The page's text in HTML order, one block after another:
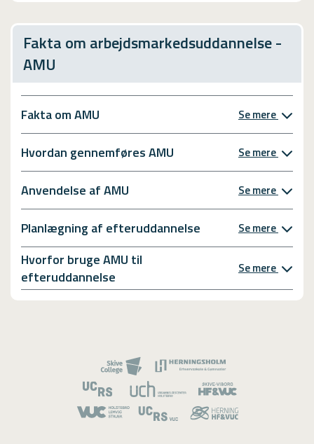
Fakta om arbejdsmarkedsuddannelse -
AMU
Fakta om AMU Se mere
Hvordan gennemføres AMU Se mere
Anvendelse af AMU Se mere
Planlægning af efteruddannelse Se mere
Hvorfor bruge AMU til
efteruddannelse
Se mere